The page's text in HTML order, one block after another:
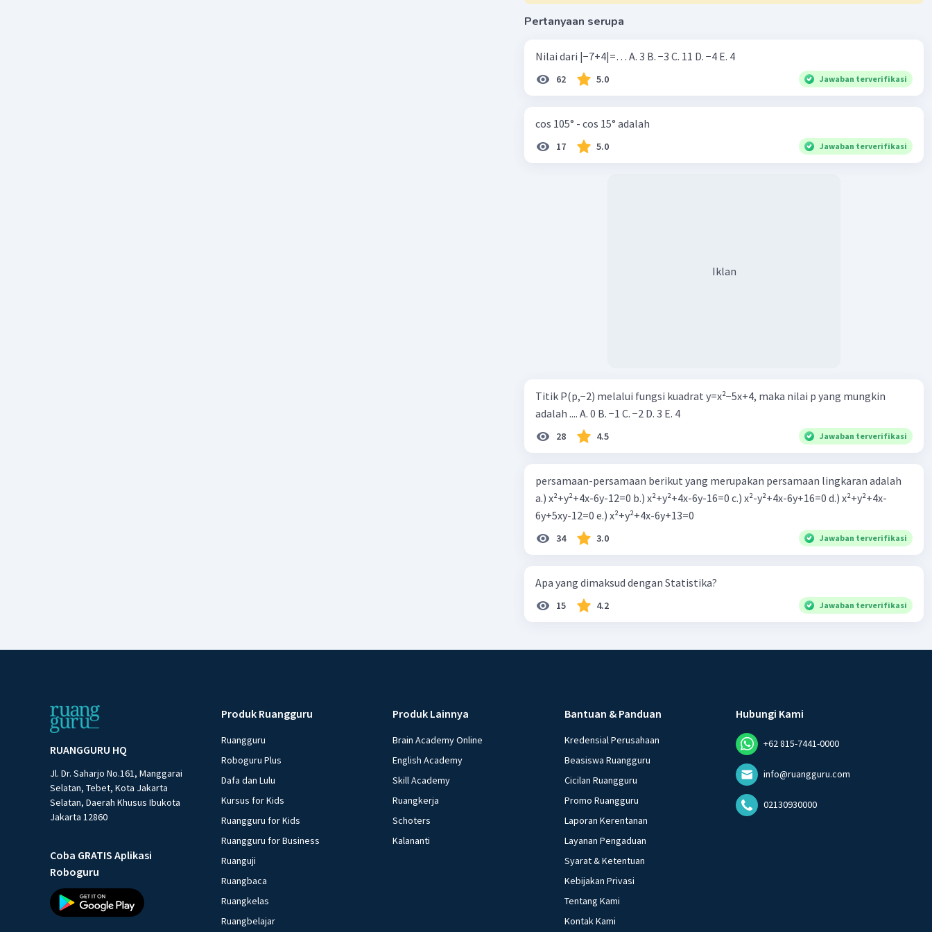
Pertanyaan serupa
Nilai dari |−7+4|=… A. 3 B. −3 C. 11 D. −4 E. 4
62 5.0 Jawaban terverifikasi
cos 105° - cos 15° adalah
17 5.0 Jawaban terverifikasi
Iklan
Titik P(p,−2) melalui fungsi kuadrat y=x²−5x+4, maka nilai p yang mungkin
adalah .... A. 0 B. −1 C. −2 D. 3 E. 4
28 4.5 Jawaban terverifikasi
persamaan-persamaan berikut yang merupakan persamaan lingkaran adalah
a.) x²+y²+4x-6y-12=0 b.) x²+y²+4x-6y-16=0 c.) x²-y²+4x-6y+16=0 d.) x²+y²+4x-
6y+5xy-12=0 e.) x²+y²+4x-6y+13=0
34 3.0 Jawaban terverifikasi
Apa yang dimaksud dengan Statistika?
15 4.2 Jawaban terverifikasi
RUANGGURU HQ
Jl. Dr. Saharjo No.161, Manggarai
Selatan, Tebet, Kota Jakarta
Selatan, Daerah Khusus Ibukota
Jakarta 12860
Coba GRATIS Aplikasi
Roboguru
Produk Ruangguru
Ruangguru
Roboguru Plus
Dafa dan Lulu
Kursus for Kids
Ruangguru for Kids
Ruangguru for Business
Ruanguji
Ruangbaca
Ruangkelas
Ruangbelajar
Produk Lainnya
Brain Academy Online
English Academy
Skill Academy
Ruangkerja
Schoters
Kalananti
Bantuan & Panduan
Kredensial Perusahaan
Beasiswa Ruangguru
Cicilan Ruangguru
Promo Ruangguru
Laporan Kerentanan
Layanan Pengaduan
Syarat & Ketentuan
Kebijakan Privasi
Tentang Kami
Kontak Kami
Hubungi Kami
+62 815-7441-0000
info@ruangguru.com
02130930000